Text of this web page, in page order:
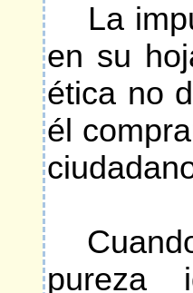
La
en su
ética no
él
Cuando
pureza